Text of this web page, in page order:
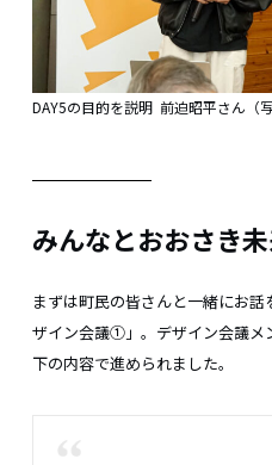
DAY5の目的を説明 前迫昭平さん（
みんなとおおさき
まずは町民の皆さんと一緒にお
ザイン会議①」。デザイン会議メ
下の内容で進められました。